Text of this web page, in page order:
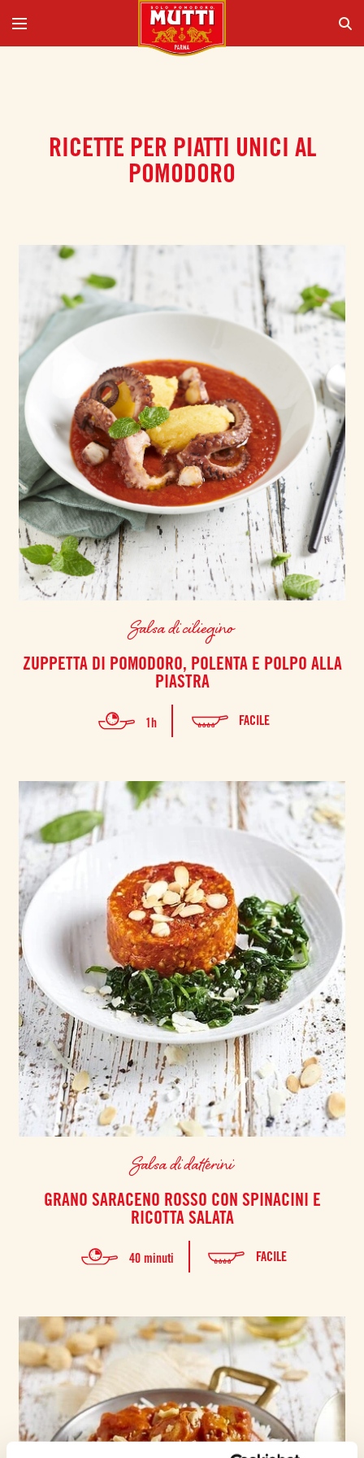
RICETTE PER PIATTI UNICI AL
POMODORO
Salsa di ciliegino
ZUPPETTA DI POMODORO, POLENTA E POLPO ALLA
PIASTRA
1h FACILE
Salsa di datterini
GRANO SARACENO ROSSO CON SPINACINI E
RICOTTA SALATA
40 minuti FACILE